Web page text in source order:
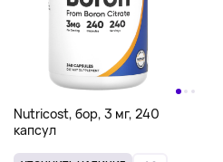
Nutricost, бор, 3 мг, 240
капсул